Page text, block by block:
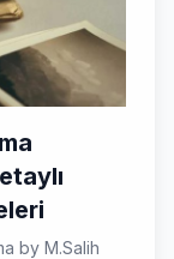
by M.Salih